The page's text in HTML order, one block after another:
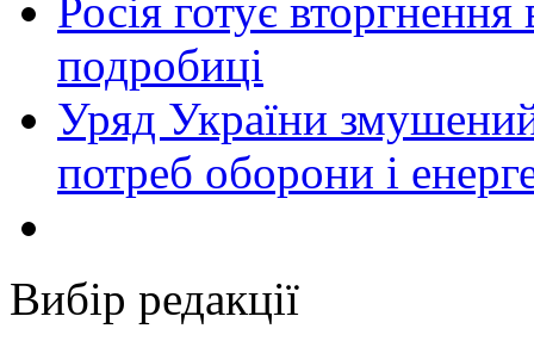
Росія готує вторгнення
подробиці
Уряд України
потреб оборони і
Вибір редакції